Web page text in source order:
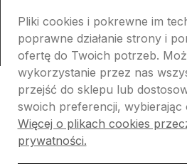
Sklep internetowy Shoper.pl
Pliki cookies i pokrewne im
poprawne działanie strony i
ofertę do Twoich potrzeb.
wykorzystanie przez nas
przejść do sklepu lub
swoich preferencji, wybierając
Więcej o plikach cookies
prywatności.